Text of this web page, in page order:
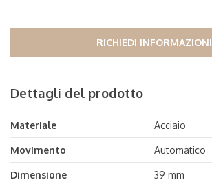
RICHIEDI INFORMAZIONI
Dettagli del prodotto
Materiale Acciaio
Movimento Automatico
Dimensione 39 mm